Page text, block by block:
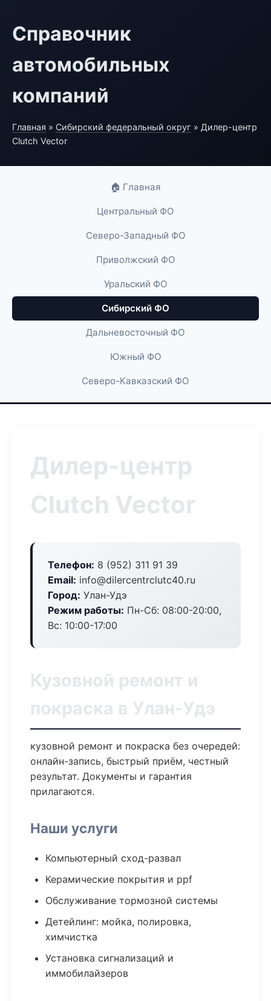
Справочник
автомобильных
компаний
Главная » Сибирский федеральный округ » Дилер-центр
Clutch Vector
🏠 Главная
Центральный ФО
Северо-Западный ФО
Приволжский ФО
Уральский ФО
Сибирский ФО
Дальневосточный ФО
Южный ФО
Северо-Кавказский ФО
Дилер-центр
Clutch Vector
Телефон: 8 (952) 311 91 39
Email: info@dilercentrclutc40.ru
Город: Улан-Удэ
Режим работы: Пн-Сб: 08:00-20:00,
Вс: 10:00-17:00
Кузовной ремонт и
покраска в Улан-Удэ
кузовной ремонт и покраска без очередей:
онлайн-запись, быстрый приём, честный
результат. Документы и гарантия
прилагаются.
Наши услуги
Компьютерный сход-развал
Керамические покрытия и ppf
Обслуживание тормозной системы
Детейлинг: мойка, полировка,
химчистка
Установка сигнализаций и
иммобилайзеров